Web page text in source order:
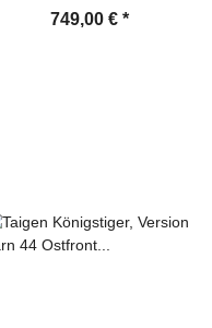
1:16 mit KwK Rauchsystem,
749,00 € *